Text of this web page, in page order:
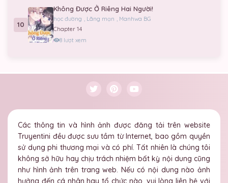
10
Không Được Ở Riêng Hai Người!
học đường Lãng mạn
Manhwa BG
Chapter 14
8 lượt xem
Các thông tin và hình ảnh được đăng tải trên website
Truyentini đều được sưu tầm từ Internet, bao gồm quyền
sử dụng phi thương mại và có phí. Tất nhiên là chúng tôi
không sở hữu hay chịu trách nhiệm bất kỳ nội dung cũng
như hình ảnh trên trang web. Nếu có nội dung nào ảnh
hưởng đến cá nhân hay tổ chức nào, vui lòng liên hệ với